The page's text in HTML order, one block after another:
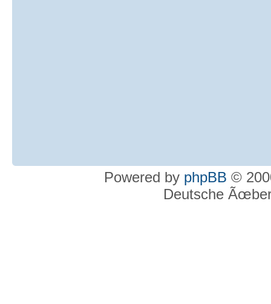
Powered by phpBB ©
Deutsche